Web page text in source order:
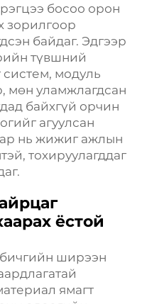
босоо орон
зорилгоор
байдаг. Эдгээр
түвшний
систем, модуль
мөн уламжлагдсан
байхгүй орчин
агуулсан
нь жижиг ажлын
тохируулагддаг
ёстой
бичгийн ширээн
ямагт